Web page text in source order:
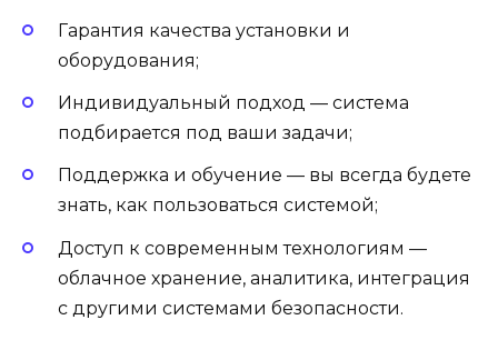
Гарантия качества установки и
оборудования;
Индивидуальный подход — система
подбирается под ваши задачи;
Поддержка и обучение — вы всегда будете
знать, как пользоваться системой;
Доступ к современным технологиям —
облачное хранение, аналитика, интеграция
с другими системами безопасности.